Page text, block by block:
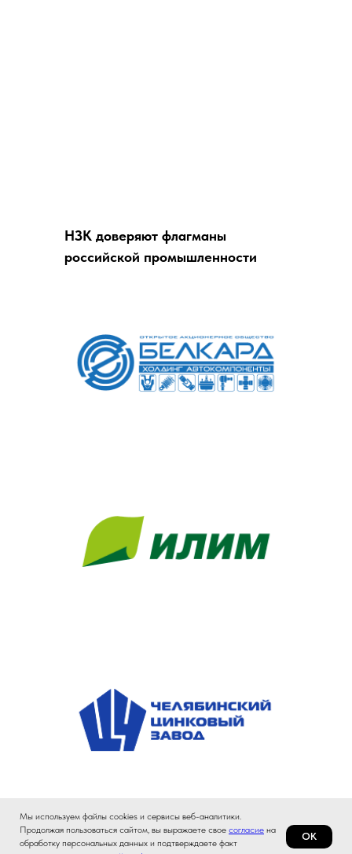
НЗК доверяют флагманы
российской промышленности
Мы используем файлы cookies и сервисы веб-аналитики.
Продолжая пользоваться сайтом, вы выражаете свое согласие на
обработку персональных данных и подтверждаете факт
ОК